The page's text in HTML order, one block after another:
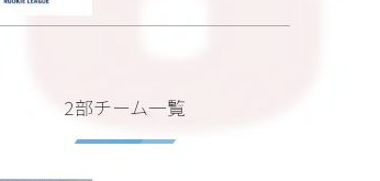
2部チーム一覧